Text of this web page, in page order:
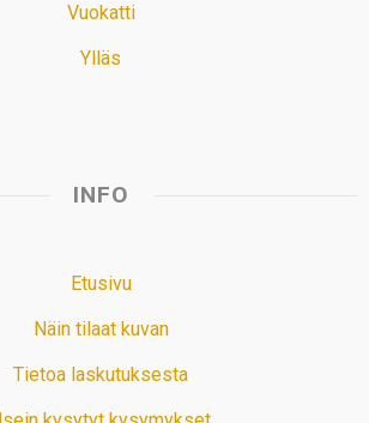
Vuokatti
Ylläs
INFO
Etusivu
Näin tilaat kuvan
Tietoa laskutuksesta